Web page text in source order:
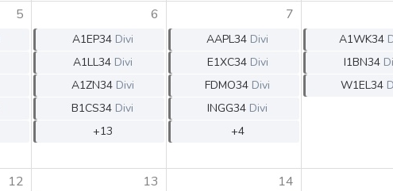
5 6
A1EP34 Divi
A1LL34 Divi
A1ZN34 Divi
B1CS34 Divi
+13
7
AAPL34 Divi
E1XC34 Divi
FDMO34 Divi
INGG34 Divi
+4
A1WK34
I1BN34
W1EL34
12 13 14